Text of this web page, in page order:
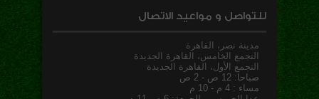
للتواصل و مواعيد الاتصال
مدينة نصر، القاهرة
التجمع الخامس، القاهرة الجديدة
التجمع الأول، القاهرة الجديدة
صباحا: 12 ص - 2 ص
مساء : 4 م - 10 م